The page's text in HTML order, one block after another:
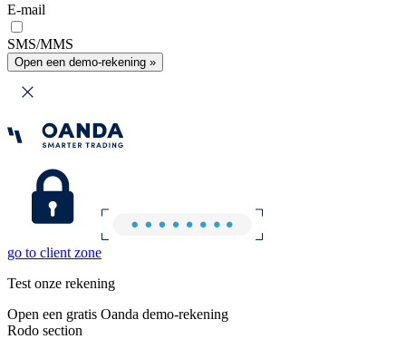
E-mail
SMS/MMS
Open een demo-rekening »
go to client zone
Test onze rekening
Open een gratis Oanda demo-rekening
Rodo section